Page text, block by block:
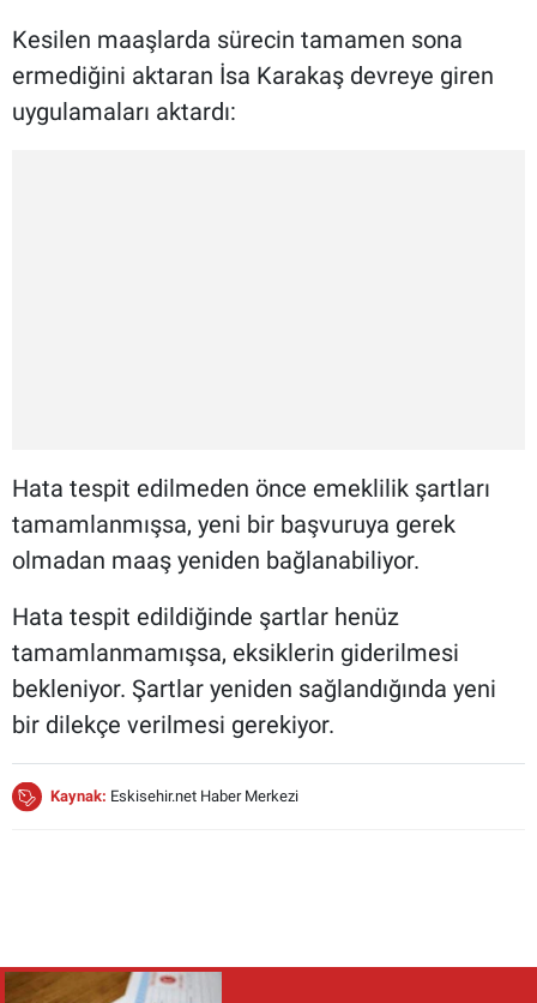
Kesilen maaşlarda sürecin tamamen sona
ermediğini aktaran İsa Karakaş devreye giren
uygulamaları aktardı:
Hata tespit edilmeden önce emeklilik şartları
tamamlanmışsa, yeni bir başvuruya gerek
olmadan maaş yeniden bağlanabiliyor.
Hata tespit edildiğinde şartlar henüz
tamamlanmamışsa, eksiklerin giderilmesi
bekleniyor. Şartlar yeniden sağlandığında yeni
bir dilekçe verilmesi gerekiyor.
Kaynak: Eskisehir.net Haber Merkezi